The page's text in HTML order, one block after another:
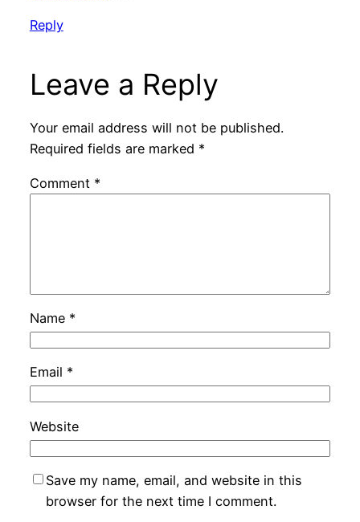
Reply
Leave a Reply
Your email address will not be published.
Required fields are marked *
Comment *
Name *
Email *
Website
Save my name, email, and website in this
browser for the next time I comment.